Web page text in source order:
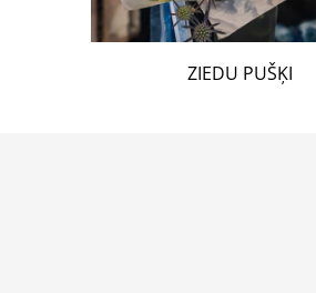
ZIEDU PUŠĶI